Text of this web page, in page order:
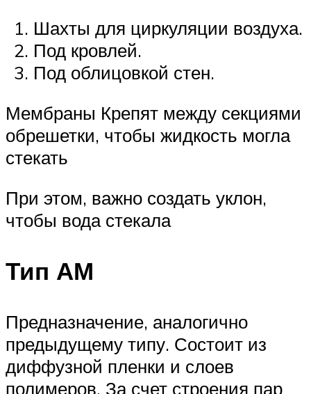
Шахты для циркуляции воздуха.
Под кровлей.
Под облицовкой стен.
Мембраны Крепят между секциями
обрешетки, чтобы жидкость могла
стекать
При этом, важно создать уклон,
чтобы вода стекала
Тип АМ
Предназначение, аналогично
предыдущему типу. Состоит из
диффузной пленки и слоев
полимеров. За счет строения пар